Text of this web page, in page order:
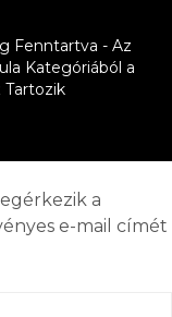
Fenntartva - Az
Kategóriából a
Tartozik
a
e-mail címét